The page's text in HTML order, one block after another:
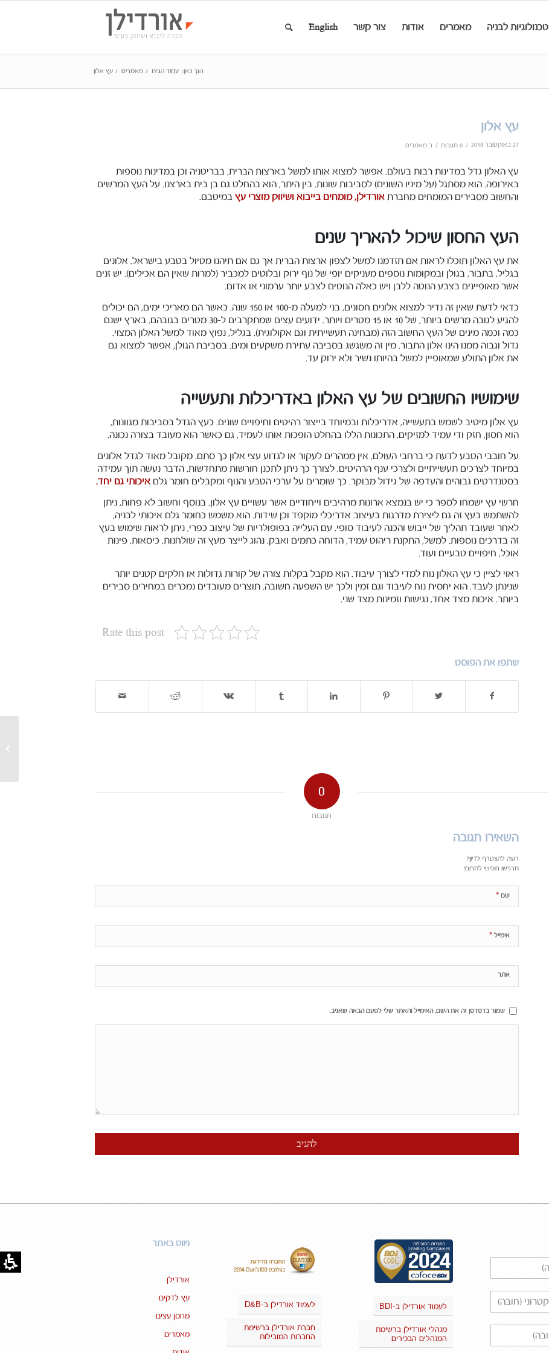
טכנולוגיות לבניה מאמרים אודות צור קשר English
הנך כאן: עמוד הבית / מאמרים / עץ אלון
עץ אלון
27 באוקטובר 2019 / 0 תגובות / במאמרים
עץ האלון גדל במדינות רבות בעולם. אפשר למצוא אותו למשל בארצות הברית, בבריטניה וכן במדינות נוספות
באירופה. הוא מסתגל (על מיניו השונים) לסביבות שונות. בין היתר, הוא בהחלט גם בן בית בארצנו. על העץ המרשים
והחשוב מסבירים המומחים מחברתאורדילן, מומחים בייבוא ושיווק מוצרי עץ במיטבם.
העץ החסון שיכול להאריך שנים
את עץ האלון תוכלו לראות אם תזדמנו למשל לצפון ארצות הברית אך גם אם תיהנו מטיול בטבע בישראל. אלונים
בגליל, בתבור, בגולן ובמקומות נוספים מעניקים יופי של נוף ירוק ובלוטים למכביר (למרות שאין הם אכילים). יש זנים
אשר מאופיינים בצבע הנוטה ללבן ויש כאלה הנוטים לצבע יותר ערמוני או אדום.
כדאי לדעת שאין זה נדיר למצוא אלונים חסונים, בני למעלה מ-100 או 150 שנה. כאשר הם מאריכי ימים, הם יכולים
להגיע לגובה מרשים ביותר, של 10 או 15 מטרים ויותר. ידועים עצים שמתקרבים ל-30 מטרים בגובהם. בארץ ישנם
כמה וכמה מינים של העץ החשוב הזה (מבחינה תעשייתית וגם אקולוגית). בגליל, נפוץ מאוד למשל האלון המצוי.
גדול וגבוה ממנו הינו אלון התבור. מין זה משגשג בסביבה עתירת משקעים ומים. בסביבת הגולן, אפשר למצוא גם
את אלון התולע שמאופיין למשל בהיותו נשיר ולא ירוק עד.
שימושיו החשובים של עץ האלון באדריכלות ותעשייה
עץ אלון מיטיב לשמש בתעשייה, אדריכלות ובמיוחד בייצור רהיטים וחיפויים שונים. כעץ הגדל בסביבות מגוונות,
הוא חסון, חזק ודי עמיד למזיקים. התכונות הללו בהחלט הופכות אותו לעמיד, גם כאשר הוא מעובד בצורה נכונה.
על חובבי הטבע לדעת כי ברחבי העולם, אין ממהרים לעקור או לגדוע עצי אלון כך סתם. מקובל מאוד לגדל אלונים
במיוחד לצרכים תעשייתיים ולצרכי ענף הרהיטים. לצורך כך ניתן לתכנן חורשות מתחדשות. הדבר נעשה תוך עמידה
בסטנדרטים גבוהים והעדפה של גידול מבוקר. כך שומרים על ערכי הטבע והנוף ומקבלים חומר גלםאיכותי גם יחד.
חרשי עץ ישמחו לספר כי יש בנמצא ארונות מרהיבים וייחודיים אשר עשויים עץ אלון. בנוסף וחשוב לא פחות, ניתן
להשתמש בעץ זה גם ליצירת מדרגות בעיצוב אדריכלי מוקפד וכן שידות. הוא משמש כחומר גלם איכותי לבניה,
לאחר שעובד תהליך של ייבוש והכנה לעיבוד סופי. עם העלייה בפופולריות של עיצוב כפרי, ניתן לראות שימוש בעץ
זה בדרכים נוספות. למשל, התקנת ריהוט עמיד, הדוחה כתמים ואבק. נהוג לייצר מעץ זה שולחנות, כיסאות, פינות
אוכל, חיפויים טבעיים ועוד.
ראוי לציין כי עץ האלון נוח למדי לצורך עיבוד. הוא מקבל בקלות צורה של קורות גדולות או חלקים קטנים יותר
שנינתן לעבד. הוא יחסית נוח לעיבוד וגם זמין ולכך יש השפעה חשובה. תוצרים מעובדים נמכרים במחירים סבירים
ביותר. איכות מצד אחד, נגישות וזמינות מצד שני.
Rate this post
שתפו את הפוסט
0
תגובות
השאירו תגובה
רוצה להצטרף לדיון?
תרגישו חופשי לתרום!
שם*
אימייל*
אתר
שמור בדפדפן זה את השם, האימייל והאתר שלי לפעם הבאה שאגיב.
לעמוד אורדילן ב-BDI
מנהלי אורדילן ברשימת
המנהלים הבכירים
לעמוד אורדילן ב-D&B
חברת אורדילן ברשימת
החברות המובילות
ניווט באתר
אורדילן
עץ לדקים
מחסן עצים
מאמרים
שמן